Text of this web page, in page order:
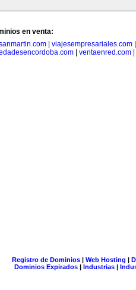
en venta:
| viajesempresariales.com
ventaenred.com
Registro de Dominios| Web Hosting |
Dominios Expirados | Industrias |